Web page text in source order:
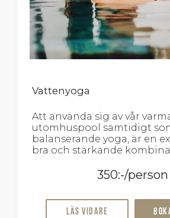
Vattenyoga
Att använda sig av vår
utomhuspool samtidigt
balanserande yoga, är en
bra och stärkande
350:-/person
Läs vidare